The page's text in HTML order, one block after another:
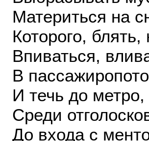
Материться на
Которого,
Впиваться,
В
И течь до метро,
Среди
До входа с